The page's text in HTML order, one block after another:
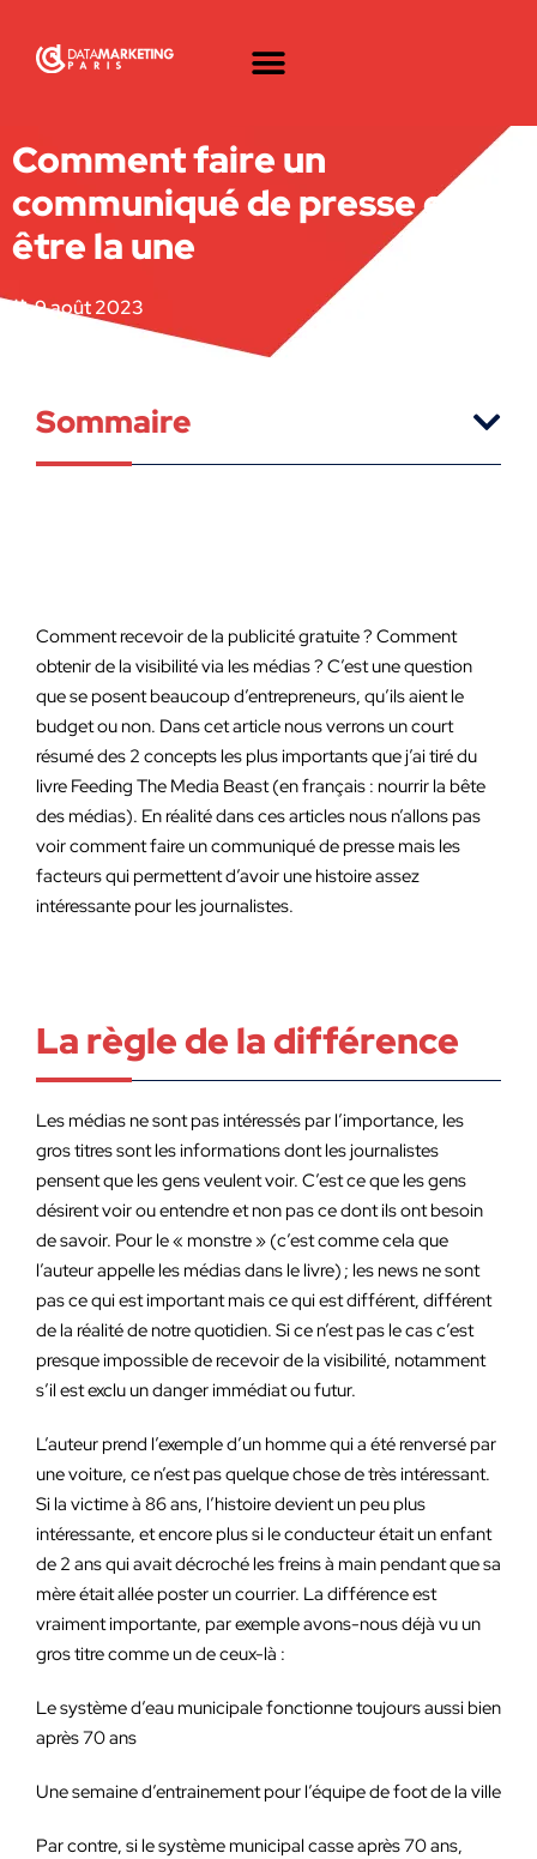
Comment faire un
communiqué de presse et
être la une
9 août 2023
Sommaire
Comment recevoir de la publicité gratuite ? Comment
obtenir de la visibilité via les médias ? C’est une question
que se posent beaucoup d’entrepreneurs, qu’ils aient le
budget ou non. Dans cet article nous verrons un court
résumé des 2 concepts les plus importants que j’ai tiré du
livre Feeding The Media Beast (en français : nourrir la bête
des médias). En réalité dans ces articles nous n’allons pas
voir comment faire un communiqué de presse mais les
facteurs qui permettent d’avoir une histoire assez
intéressante pour les journalistes.
La règle de la différence
Les médias ne sont pas intéressés par l’importance, les
gros titres sont les informations dont les journalistes
pensent que les gens veulent voir. C’est ce que les gens
désirent voir ou entendre et non pas ce dont ils ont besoin
de savoir. Pour le « monstre » (c’est comme cela que
l’auteur appelle les médias dans le livre) ; les news ne sont
pas ce qui est important mais ce qui est différent, différent
de la réalité de notre quotidien. Si ce n’est pas le cas c’est
presque impossible de recevoir de la visibilité, notamment
s’il est exclu un danger immédiat ou futur.
L’auteur prend l’exemple d’un homme qui a été renversé par
une voiture, ce n’est pas quelque chose de très intéressant.
Si la victime à 86 ans, l’histoire devient un peu plus
intéressante, et encore plus si le conducteur était un enfant
de 2 ans qui avait décroché les freins à main pendant que sa
mère était allée poster un courrier. La différence est
vraiment importante, par exemple avons-nous déjà vu un
gros titre comme un de ceux-là :
Le système d’eau municipale fonctionne toujours aussi bien
après 70 ans
Une semaine d’entrainement pour l’équipe de foot de la ville
Par contre, si le système municipal casse après 70 ans,